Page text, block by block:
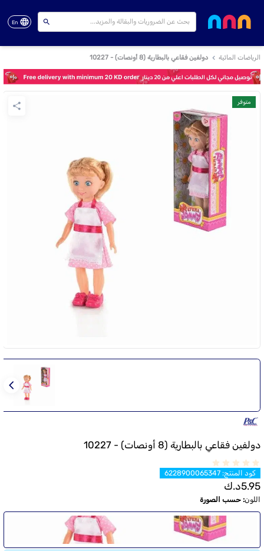
En
الرياضات المائية دولفين فقاعي بالبطارية (8 أونصات) - 10227
متوفر
دولفين فقاعي بالبطارية (8 أونصات) - 10227
كود المنتج:
6228900065347
5.95د.ك
اللون: حسب الصورة